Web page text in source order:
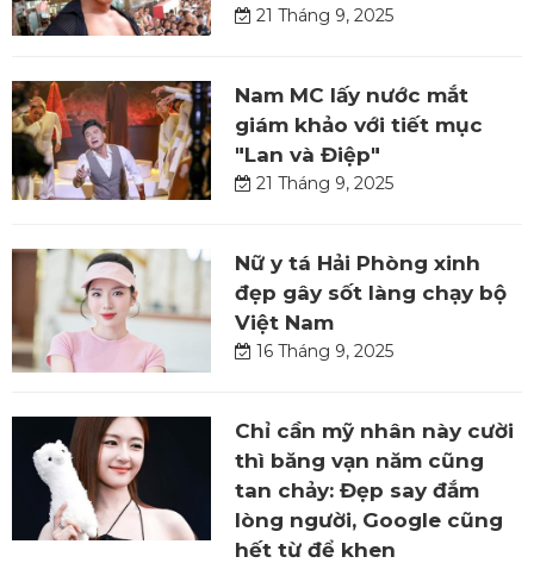
21 Tháng 9, 2025
Nam MC lấy nước mắt
giám khảo với tiết mục
"Lan và Điệp"
21 Tháng 9, 2025
Nữ y tá Hải Phòng xinh
đẹp gây sốt làng chạy bộ
Việt Nam
16 Tháng 9, 2025
Chỉ cần mỹ nhân này cười
thì băng vạn năm cũng
tan chảy: Đẹp say đắm
lòng người, Google cũng
hết từ để khen